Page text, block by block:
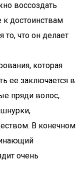
воссоздать
к достоинствам
то, что он делает
которая
ее заключается в
пряди волос,
В конечном
очень